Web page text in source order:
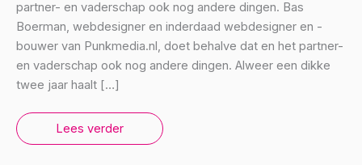
partner- en vaderschap ook nog andere dingen. Bas
Boerman, webdesigner en inderdaad webdesigner en -
bouwer van Punkmedia.nl, doet behalve dat en het partner-
en vaderschap ook nog andere dingen. Alweer een dikke
twee jaar haalt […]
Bas
Lees verder